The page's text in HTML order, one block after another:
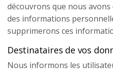
découvrons que nous
des informations
supprimerons ces
Destinataires de vos
Nous informons les